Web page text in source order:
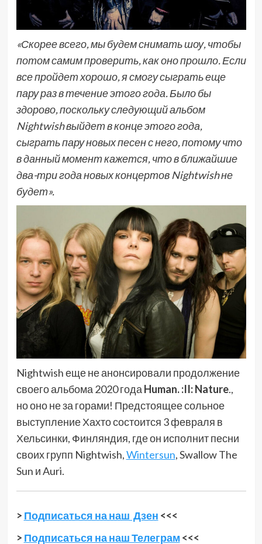
«Скорее всего, мы будем снимать шоу, чтобы
потом самим проверить, как оно прошло. Если
все пройдет хорошо, я смогу сыграть еще
пару раз в течение этого года. Было бы
здорово, поскольку следующий альбом
Nightwish выйдет в конце этого года,
сыграть пару новых песен с него, потому что
в данный момент кажется, что в ближайшие
два-три года новых концертов Nightwish не
будет».
Nightwish еще не анонсировали продолжение
своего альбома 2020 года Human. :II: Nature.,
но оно не за горами! Предстоящее сольное
выступление Хахто состоится 3 февраля в
Хельсинки, Финляндия, где он исполнит песни
своих групп Nightwish,Wintersun, Swallow The
Sun и Auri.
> Подписаться на наш Дзен <<<
> Подписаться на наш Телеграм <<<